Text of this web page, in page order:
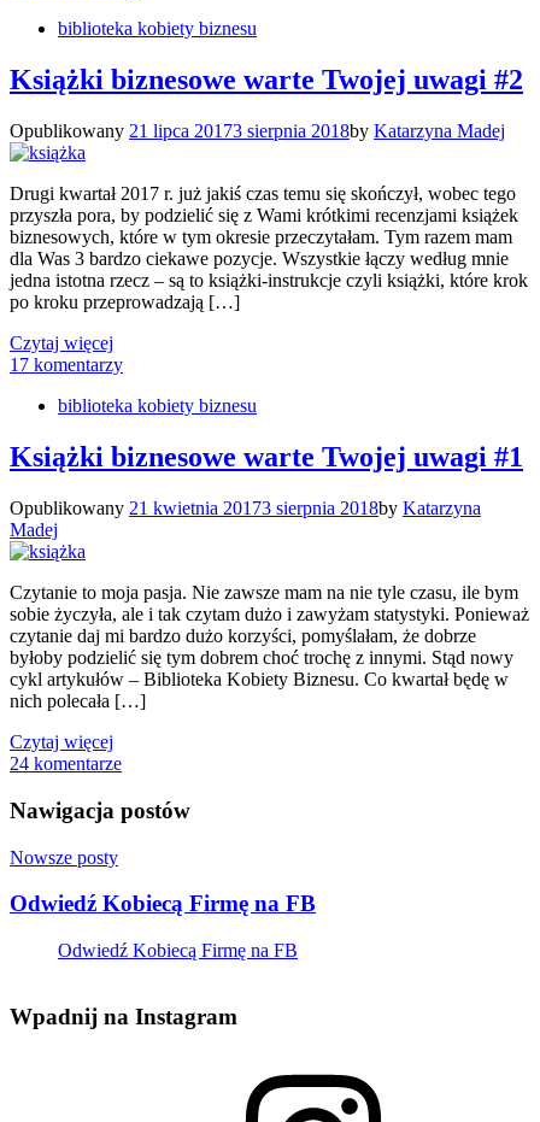
biblioteka kobiety biznesu
Książki biznesowe warte Twojej uwagi #2
Opublikowany 21 lipca 20173 sierpnia 2018by Katarzyna Madej
Drugi kwartał 2017 r. już jakiś czas temu się skończył, wobec tego
przyszła pora, by podzielić się z Wami krótkimi recenzjami książek
biznesowych, które w tym okresie przeczytałam. Tym razem mam
dla Was 3 bardzo ciekawe pozycje. Wszystkie łączy według mnie
jedna istotna rzecz – są to książki-instrukcje czyli książki, które krok
po kroku przeprowadzają […]
Czytaj więcej
17 komentarzy
biblioteka kobiety biznesu
Książki biznesowe warte Twojej uwagi #1
Opublikowany 21 kwietnia 20173 sierpnia 2018by Katarzyna
Madej
Czytanie to moja pasja. Nie zawsze mam na nie tyle czasu, ile bym
sobie życzyła, ale i tak czytam dużo i zawyżam statystyki. Ponieważ
czytanie daj mi bardzo dużo korzyści, pomyślałam, że dobrze
byłoby podzielić się tym dobrem choć trochę z innymi. Stąd nowy
cykl artykułów – Biblioteka Kobiety Biznesu. Co kwartał będę w
nich polecała […]
Czytaj więcej
24 komentarze
Nawigacja postów
Nowsze posty
Odwiedź Kobiecą Firmę na FB
Odwiedź Kobiecą Firmę na FB
Wpadnij na Instagram